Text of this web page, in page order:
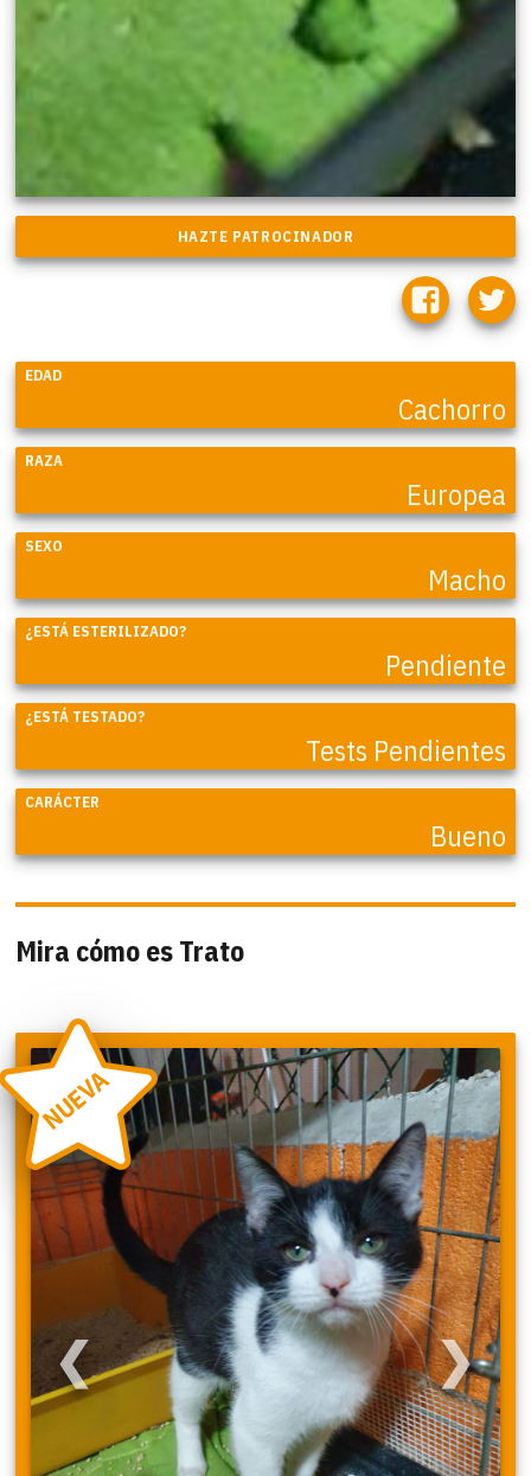
EDAD
Cachorro
RAZA
Europea
SEXO
Macho
¿ESTÁ ESTERILIZADO?
Pendiente
¿ESTÁ TESTADO?
Tests Pendientes
CARÁCTER
Bueno
Mira cómo es Trato
❮ ❯
NUEVA